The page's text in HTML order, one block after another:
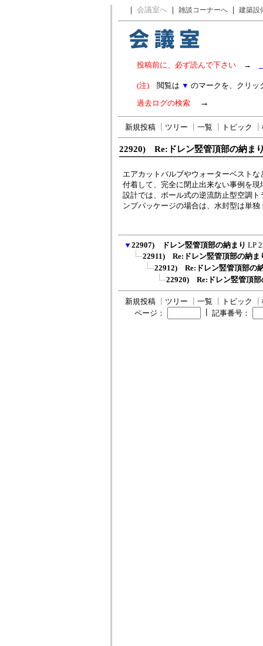
｜ 会議室へ ｜ 雑談コーナーへ ｜ 建築設
投稿前に、必ず読んで下さい →
(注) 閲覧は ▼ のマークを、クリッ
過去ログの検索 →
新規投稿 ツリー 一覧 トピック
22920) Re:ドレン竪管頂部の納ま
エアカットバルブやウォーターベスト
付着して、完全に閉止出来ない事例を現
設計では、ボール式の逆流防止型空調
ンプパッケージの場合は、水封型は単
▼ 22907) ドレン竪管頂部の納まり LP
22911) Re:ドレン竪管頂部の納ま
22912) Re:ドレン竪管頂部の
22920) Re:ドレン竪管頂部
新規投稿 ツリー 一覧 トピック
ページ：
記事番号：